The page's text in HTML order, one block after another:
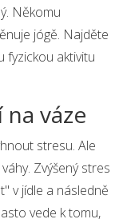
Někomu
jógě. Najděte
fyzickou aktivitu
váze
stresu. Ale
Zvýšený stres
v jídle a následně
vede k tomu,